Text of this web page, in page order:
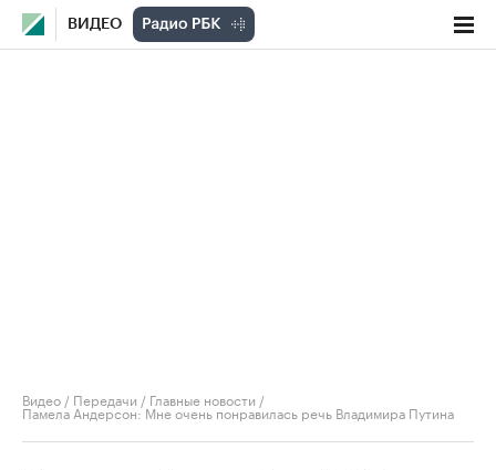
ВИДЕО
Видео / Передачи / Главные новости /
Памела Андерсон: Мне очень понравилась речь Владимира Путина